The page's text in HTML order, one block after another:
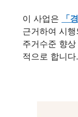
이 사업은 「
근거하여 시
주거수준 향
적으로 합니다.